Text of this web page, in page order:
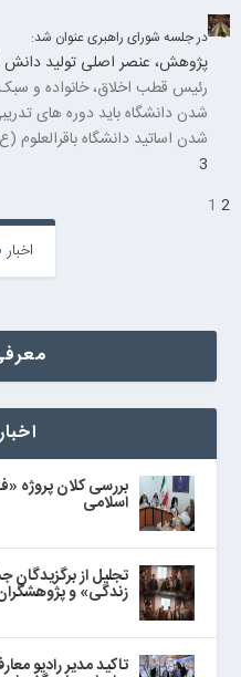
در جلسه شورای راهبری عنوان شد:
پژوهش، عنصر اصلی تولید
رئیس قطب اخلاق، خانواده و
شدن دانشگاه باید دوره های
شدن اساتید دانشگاه باقرالعلوم
3
1 2
اخبار
بررسی کلان پروژه
اسلامی
تجلیل از
زندگی» و
تاکید مدیر رادیو